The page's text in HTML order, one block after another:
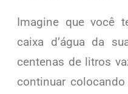
Imagine que você
caixa d’água da
centenas de litros
continuar